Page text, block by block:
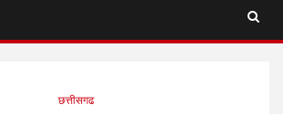
छत्तीसगढ